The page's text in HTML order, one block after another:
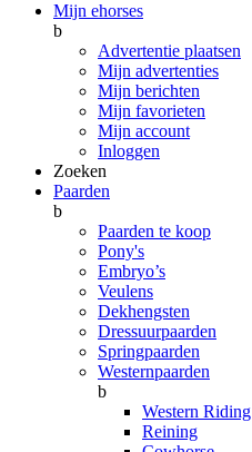
Mijn ehorses
b
Advertentie plaatsen
Mijn advertenties
Mijn berichten
Mijn favorieten
Mijn account
Inloggen
Zoeken
Paarden
b
Paarden te koop
Pony's
Embryo’s
Veulens
Dekhengsten
Dressuurpaarden
Springpaarden
Westernpaarden
b
Western Riding
Reining